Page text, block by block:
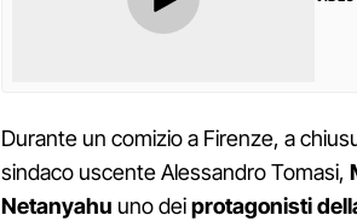
Durante un comizio a Firenze, a
sindaco uscente Alessandro Tomasi,
Netanyahu uno deiprotagonisti